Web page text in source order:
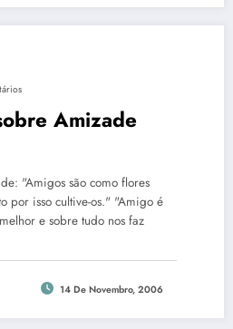
Amizade
"Amigos são como flores
por isso cultive-os." "Amigo é
e sobre tudo nos faz
14 De Novembro, 2006